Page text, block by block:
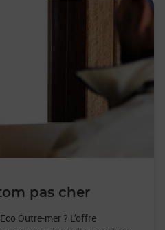
pas cher
Outre-mer ? L’offre